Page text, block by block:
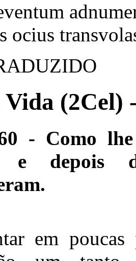
ocius
Vida (2Cel)
- Como
e depois
em